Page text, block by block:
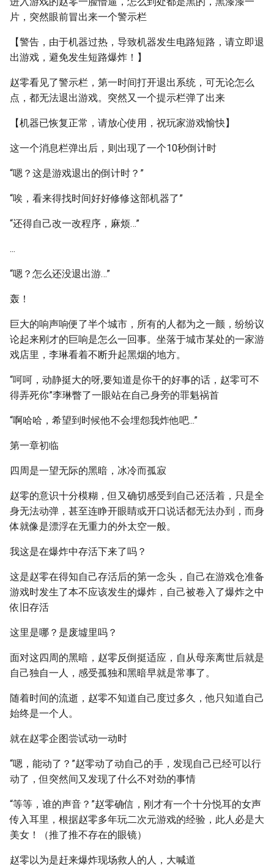
片，突然眼前冒出来一个警示栏
【警告，由于机器过热，导致机器发生电路短路，请立即退
出游戏，避免发生短路爆炸！】
赵零看见了警示栏，第一时间打开退出系统，可无论怎么
点，都无法退出游戏。突然又一个提示栏弹了出来
【机器已恢复正常，请放心使用，祝玩家游戏愉快】
这一个消息栏弹出后，则出现了一个10秒倒计时
“嗯？这是游戏退出的倒计时？”
“唉，看来得找时间好好修修这部机器了”
“还得自己改一改程序，麻烦…”
...
“嗯？怎么还没退出游…”
轰！
巨大的响声响便了半个城市，所有的人都为之一颤，纷纷议
论起来刚才的巨响是怎么一回事。坐落于城市某处的一家游
戏店里，李琳看着不断升起黑烟的地方。
“呵呵，动静挺大的呀,要知道是你干的好事的话，赵零可不
得弄死你”李琳瞥了一眼站在自己身旁的罪魁祸首
“啊哈哈，希望到时候他不会埋怨我炸他吧...”
第一章初临
四周是一望无际的黑暗，冰冷而孤寂
赵零的意识十分模糊，但又确切感受到自己还活着，只是全
身无法动弹，甚至连睁开眼睛或开口说话都无法办到，而身
体就像是漂浮在无重力的外太空一般。
我这是在爆炸中存活下来了吗？
这是赵零在得知自己存活后的第一念头，自己在游戏仓准备
游戏时发生了本不应该发生的爆炸，自己被卷入了爆炸之中
依旧存活
这里是哪？是废墟里吗？
面对这四周的黑暗，赵零反倒挺适应，自从母亲离世后就是
自己独自一人，感受孤独和黑暗早就是常事了。
随着时间的流逝，赵零不知道自己度过多久，他只知道自己
始终是一个人。
就在赵零企图尝试动一动时
“嗯，能动了？”赵零动了动自己的手，发现自己已经可以行
动了，但突然间又发现了什么不对劲的事情
“等等，谁的声音？”赵零确信，刚才有一个十分悦耳的女声
传入耳里，根据赵零多年玩二次元游戏的经验，此人必是大
美女！（推了推不存在的眼镜）
赵零以为是赶来爆炸现场救人的人，大喊道